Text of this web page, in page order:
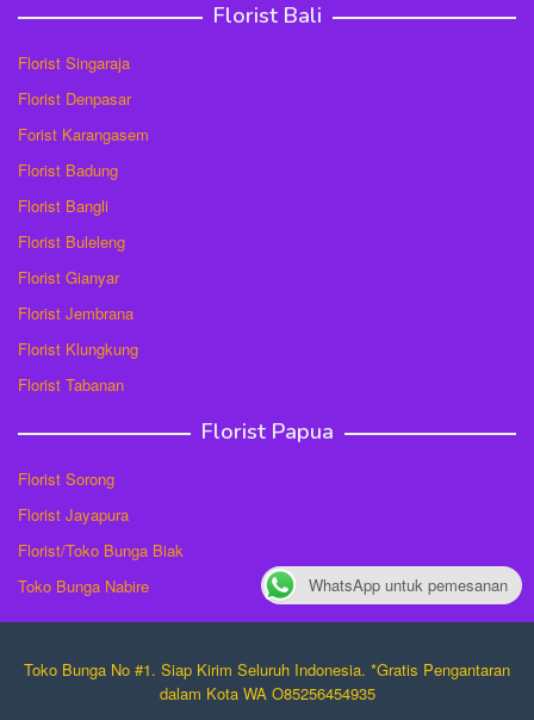
Florist Bali
Florist Singaraja
Florist Denpasar
Forist Karangasem
Florist Badung
Florist Bangli
Florist Buleleng
Florist Gianyar
Florist Jembrana
Florist Klungkung
Florist Tabanan
Florist Papua
Florist Sorong
Florist Jayapura
Florist/Toko Bunga Biak
Toko Bunga Nabire
Toko Bunga No #1. Siap Kirim Seluruh Indonesia. *Gratis Pengantaran
dalam Kota WA O85256454935
WhatsApp untuk pemesanan